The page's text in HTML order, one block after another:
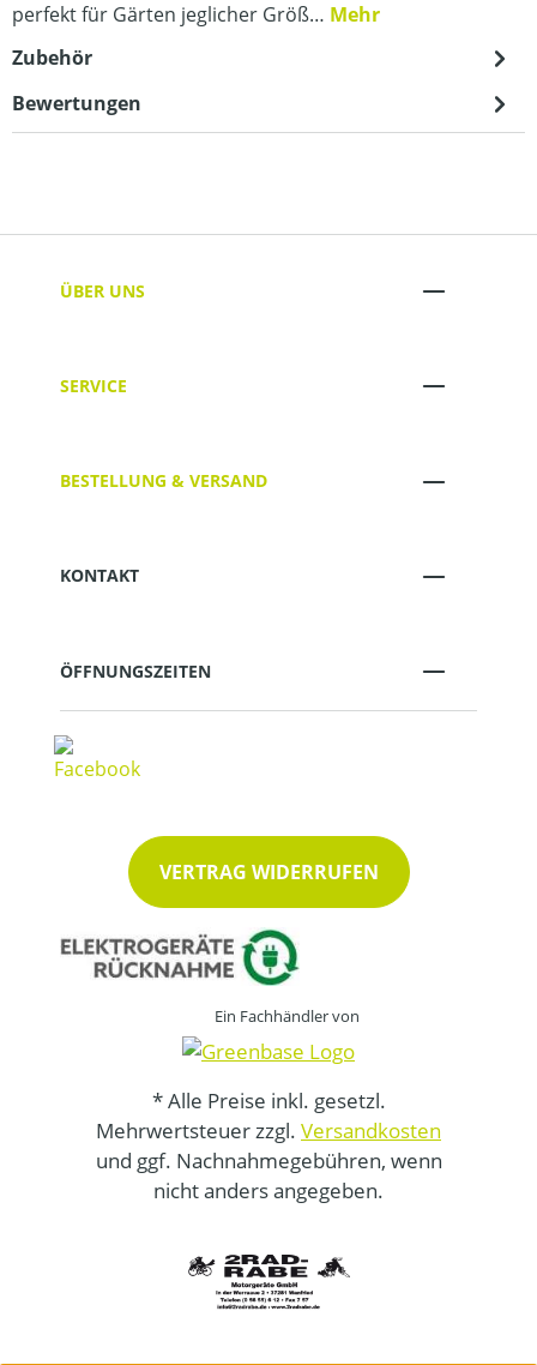
perfekt für Gärten jeglicher Größ… Mehr
Zubehör
Bewertungen
ÜBER UNS
SERVICE
BESTELLUNG & VERSAND
KONTAKT
ÖFFNUNGSZEITEN
VERTRAG WIDERRUFEN
Ein Fachhändler von
* Alle Preise inkl. gesetzl.
Mehrwertsteuer zzgl. Versandkosten
und ggf. Nachnahmegebühren, wenn
nicht anders angegeben.